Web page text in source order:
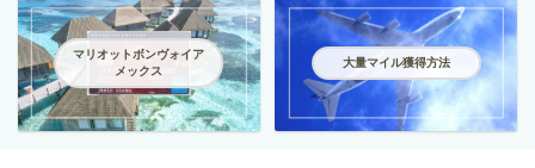
マリオットボンヴォイア
メックス
大量マイル獲得方法